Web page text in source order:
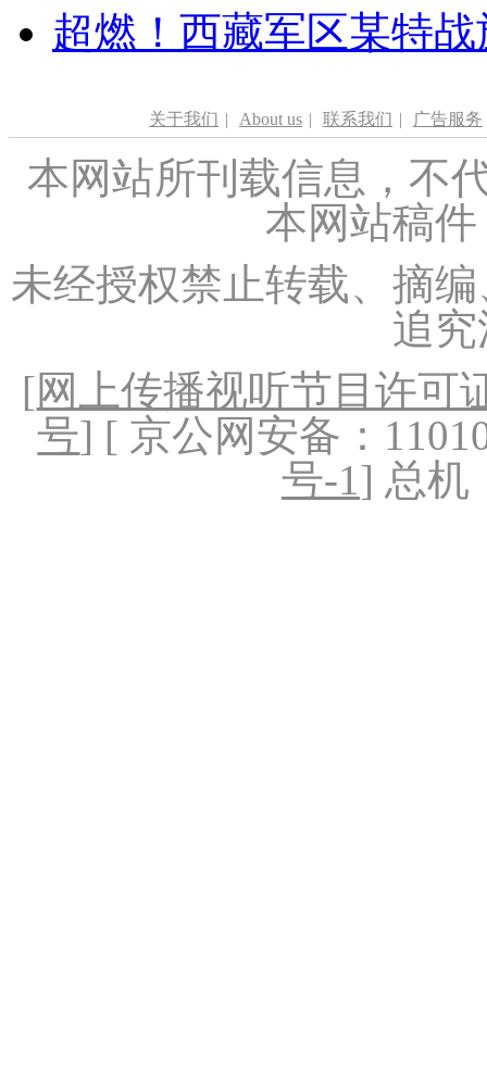
超燃！西藏军区某特
关于我们 | About us | 联系我们 | 广告服务
本网站所刊载信息，不
本网站稿
未经授权禁止转载、摘
追
[网上传播视听节目许可
号] [ 京公网安备：
号-1] 总机